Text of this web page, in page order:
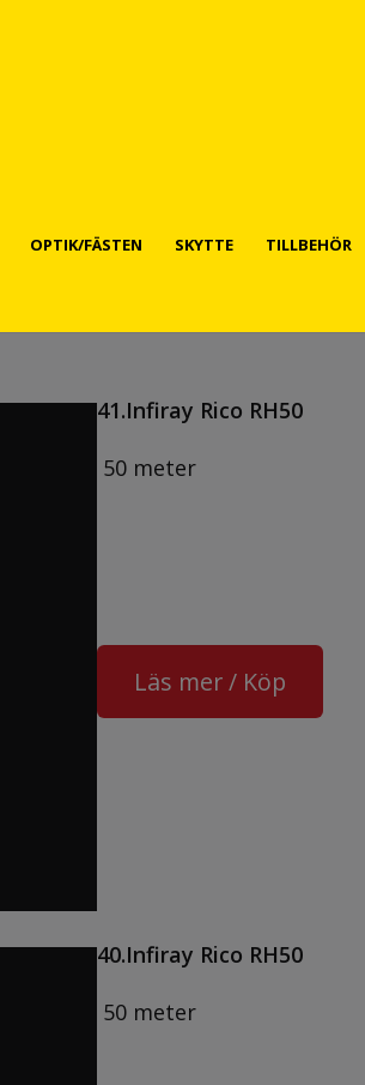
41.Infiray Rico RH50
50 meter
Läs mer / Köp
40.Infiray Rico RH50
50 meter
OPTIK/FÄSTEN SKYTTE TILLBEHÖR